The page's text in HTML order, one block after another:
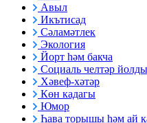
Авыл
Икътисад
Сәламәтлек
Экология
Йорт һәм бакча
Социаль челтәр
Хәвеф-хәтәр
Көн кадагы
Юмор
Һава торышы һәм ай